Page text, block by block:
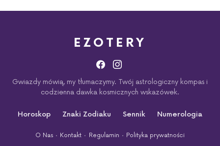
EZOTERY
Gwiazdy mówią, my tłumaczymy. Twój astrologiczny kompas i
codzienna dawka kosmicznych wskazówek.
Horoskop Znaki Zodiaku Sennik Numerologia
O Nas Kontakt Regulamin Polityka prywatności